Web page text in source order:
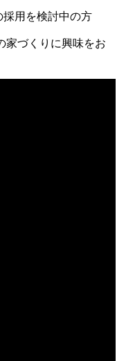
用を検討中の方
家づくりに興味をお